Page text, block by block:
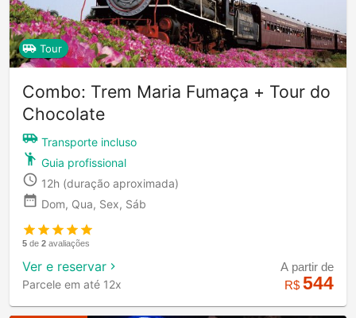
Tour
Combo: Trem Maria Fumaça + Tour do
Chocolate
Transporte incluso
Guia profissional
12h (duração aproximada)
Dom, Qua, Sex, Sáb
5 de 2 avaliações
Ver e reservar
Parcele em até 12x
A partir de
R$ 544